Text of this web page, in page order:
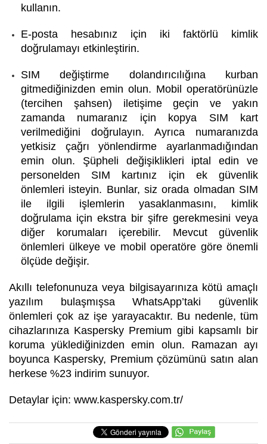
kullanın.
E-posta hesabınız için iki faktörlü kimlik
doğrulamayı etkinleştirin.
SIM değiştirme dolandırıcılığına kurban
gitmediğinizden emin olun. Mobil operatörünüzle
(tercihen şahsen) iletişime geçin ve yakın
zamanda numaranız için kopya SIM kart
verilmediğini doğrulayın. Ayrıca numaranızda
yetkisiz çağrı yönlendirme ayarlanmadığından
emin olun. Şüpheli değişiklikleri iptal edin ve
personelden SIM kartınız için ek güvenlik
önlemleri isteyin. Bunlar, siz orada olmadan SIM
ile ilgili işlemlerin yasaklanmasını, kimlik
doğrulama için ekstra bir şifre gerekmesini veya
diğer korumaları içerebilir. Mevcut güvenlik
önlemleri ülkeye ve mobil operatöre göre önemli
ölçüde değişir.
Akıllı telefonunuza veya bilgisayarınıza kötü amaçlı
yazılım bulaşmışsa WhatsApp’taki güvenlik
önlemleri çok az işe yarayacaktır. Bu nedenle, tüm
cihazlarınıza Kaspersky Premium gibi kapsamlı bir
koruma yüklediğinizden emin olun. Ramazan ayı
boyunca Kaspersky, Premium çözümünü satın alan
herkese %23 indirim sunuyor.
Detaylar için: www.kaspersky.com.tr/